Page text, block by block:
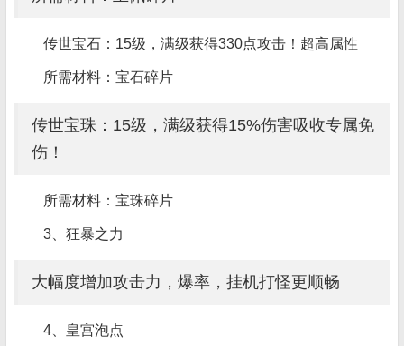
传世宝石：15级，满级获得330点攻击！超高属性
所需材料：宝石碎片
传世宝珠：15级，满级获得15%伤害吸收专属免
伤！
所需材料：宝珠碎片
3、狂暴之力
大幅度增加攻击力，爆率，挂机打怪更顺畅
4、皇宫泡点